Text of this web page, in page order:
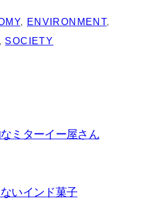
, ENVIRONMENT
, SOCIETY
ミターイー屋さん
いインド菓子